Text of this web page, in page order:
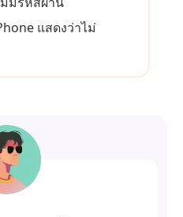
แสดงว่าไม่